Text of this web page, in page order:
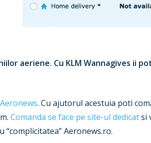
aeriene. Cu KLM Wannagives ii
. Cu ajutorul acestuia poti
Comanda se face pe site-ul dedicatsi
“complicitatea” Aeronews.ro.